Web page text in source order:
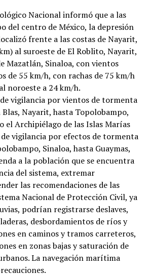
Nacional informó que a las
del centro de México, la depresión
frente a las costas de Nayarit,
al suroeste de El Roblito, Nayarit,
Mazatlán, Sinaloa, con vientos
de 55 km/h, con rachas de 75 km/h
noroeste a 24 km/h.
vigilancia por vientos de tormenta
Nayarit, hasta Topolobampo,
el Archipiélago de las Islas Marías
vigilancia por efectos de tormenta
Sinaloa, hasta Guaymas,
a la población que se encuentra
del sistema, extremar
las recomendaciones de las
Nacional de Protección Civil, ya
podrían registrarse deslaves,
desbordamientos de ríos y
en caminos y tramos carreteros,
en zonas bajas y saturación de
La navegación marítima